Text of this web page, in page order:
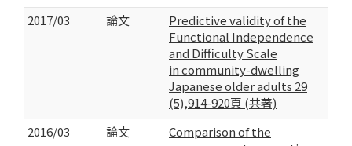
2017/03
論文
Predictive validity of the
Functional Independence
and Difficulty Scale
in community-dwelling
Japanese older adults 29
(5),914-920頁 (共著)
2016/03
論文
Comparison of the